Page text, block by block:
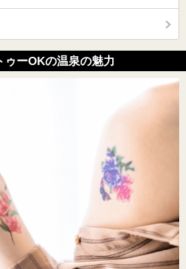
ゥーOKの温泉の魅力